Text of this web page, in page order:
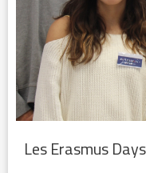
Les Erasmus